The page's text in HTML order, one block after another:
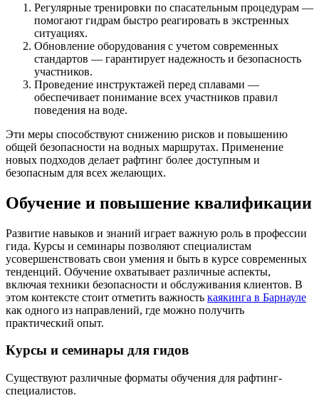
Регулярные тренировки по спасательным процедурам —
помогают гидрам быстро реагировать в экстренных
ситуациях.
Обновление оборудования с учетом современных
стандартов — гарантирует надежность и безопасность
участников.
Проведение инструктажей перед сплавами —
обеспечивает понимание всех участников правил
поведения на воде.
Эти меры способствуют снижению рисков и повышению
общей безопасности на водных маршрутах. Применение
новых подходов делает рафтинг более доступным и
безопасным для всех желающих.
Обучение и повышение квалификации
Развитие навыков и знаний играет важную роль в профессии
гида. Курсы и семинары позволяют специалистам
усовершенствовать свои умения и быть в курсе современных
тенденций. Обучение охватывает различные аспекты,
включая техники безопасности и обслуживания клиентов. В
этом контексте стоит отметить важность каякинга в Барнауле
как одного из направлений, где можно получить
практический опыт.
Курсы и семинары для гидов
Существуют различные форматы обучения для рафтинг-
специалистов.